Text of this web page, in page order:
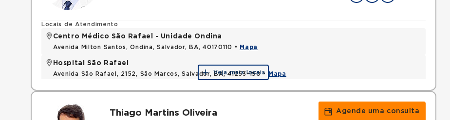
Locais de Atendimento
Centro Médico São Rafael - Unidade Ondina
Avenida Milton Santos, Ondina, Salvador, BA, 40170110 • Mapa
Hospital São Rafael
Avenida São Rafael, 2152, São Marcos, Salvador, BA, 41253-190 • Mapa
Veja mais locais
Thiago Martins Oliveira Agende uma consulta